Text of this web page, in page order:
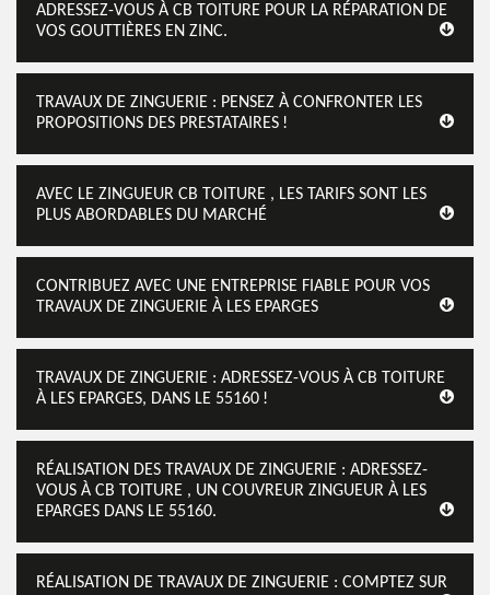
ADRESSEZ-VOUS À CB TOITURE POUR LA RÉPARATION DE
VOS GOUTTIÈRES EN ZINC.
TRAVAUX DE ZINGUERIE : PENSEZ À CONFRONTER LES
PROPOSITIONS DES PRESTATAIRES !
AVEC LE ZINGUEUR CB TOITURE , LES TARIFS SONT LES
PLUS ABORDABLES DU MARCHÉ
CONTRIBUEZ AVEC UNE ENTREPRISE FIABLE POUR VOS
TRAVAUX DE ZINGUERIE À LES EPARGES
TRAVAUX DE ZINGUERIE : ADRESSEZ-VOUS À CB TOITURE
À LES EPARGES, DANS LE 55160 !
RÉALISATION DES TRAVAUX DE ZINGUERIE : ADRESSEZ-
VOUS À CB TOITURE , UN COUVREUR ZINGUEUR À LES
EPARGES DANS LE 55160.
RÉALISATION DE TRAVAUX DE ZINGUERIE : COMPTEZ SUR